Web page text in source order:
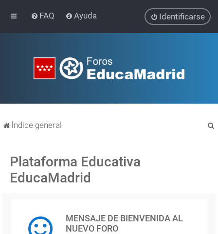
FAQ Ayuda Identificarse
Índice general
Plataforma Educativa
EducaMadrid
MENSAJE DE BIENVENIDA AL
NUEVO FORO